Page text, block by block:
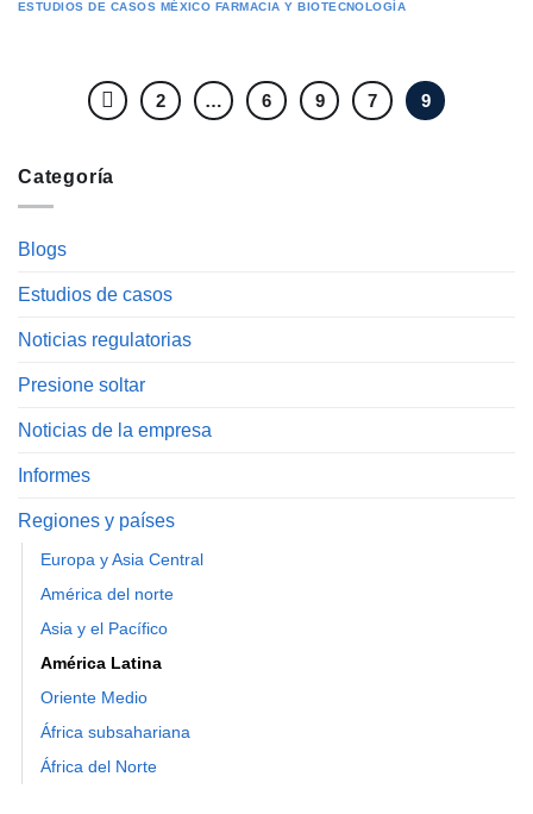
Categoría
Blogs
Estudios de casos
Noticias regulatorias
Presione soltar
Noticias de la empresa
Informes
Regiones y países
Europa y Asia Central
América del norte
Asia y el Pacífico
América Latina
Oriente Medio
África subsahariana
África del Norte
ESTUDIOS DE CASOS MÉXICO FARMACIA Y BIOTECNOLOGÍA
2 … 6 9 7 9